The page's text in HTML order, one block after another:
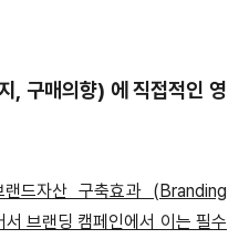
, 구매의향) 에 직접적인 영
드자산 구축효과 (Branding
브랜딩 캠페인에서 이는 필수